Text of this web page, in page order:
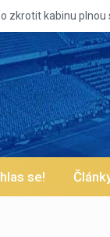
plnou silných
se!